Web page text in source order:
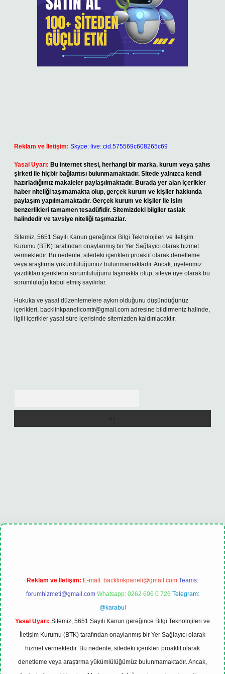
Reklam ve İletişim: Skype: live:.cid.575569c608265c69
Yasal Uyarı: Bu internet sitesi, herhangi bir marka, kurum veya şahıs
şirketi ile hiçbir bağlantısı bulunmamaktadır. Sitede yalnızca kendi
hazırladığımız makaleler paylaşılmaktadır. Burada yer alan içerikler
haber niteliği taşımamakta olup, gerçek kurum ve kişiler hakkında
paylaşım yapılmamaktadır. Gerçek kurum ve kişiler ile isim
benzerlikleri tamamen tesadüfidir. Sitemizdeki bilgiler taslak
halindedir ve tavsiye niteliği taşımazlar.
Sitemiz, 5651 Sayılı Kanun gereğince Bilgi Teknolojileri ve İletişim
Kurumu (BTK) tarafından onaylanmış bir Yer Sağlayıcı olarak hizmet
vermektedir. Bu nedenle, sitedeki içerikleri proaktif olarak denetleme
veya araştırma yükümlülüğümüz bulunmamaktadır. Ancak, üyelerimiz
yazdıkları içeriklerin sorumluluğunu taşımakta olup, siteye üye olarak bu
sorumluluğu kabul etmiş sayılırlar.
Hukuka ve yasal düzenlemelere aykırı olduğunu düşündüğünüz
içerikleri, backlinkpanelicomtr@gmail.com adresine bildirmeniz halinde,
ilgili içerikler yasal süre içerisinde sitemizden kaldırılacaktır.
tulipbet güncel
Reklam ve İletişim: E-mail: backlinkpaneli@gmail.com Teams:
forumhizmeti@gmail.com Whatsapp: 0262 606 0 726 Telegram:
@karabul
Yasal Uyarı: Sitemiz, 5651 Sayılı Kanun gereğince Bilgi Teknolojileri ve
İletişim Kurumu (BTK) tarafından onaylanmış bir Yer Sağlayıcı olarak
hizmet vermektedir. Bu nedenle, sitedeki içerikleri proaktif olarak
denetleme veya araştırma yükümlülüğümüz bulunmamaktadır. Ancak,